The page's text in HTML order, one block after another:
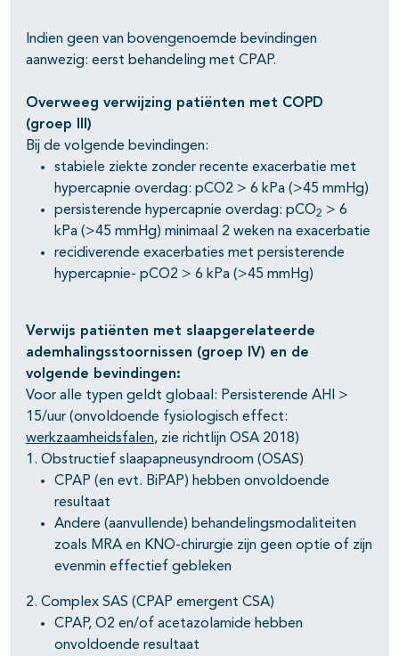
Indien geen van bovengenoemde bevindingen
aanwezig: eerst behandeling met CPAP.
Overweeg verwijzing patiënten met COPD
(groep III)
Bij de volgende bevindingen:
stabiele ziekte zonder recente exacerbatie met
hypercapnie overdag: pCO2 > 6 kPa (>45 mmHg)
persisterende hypercapnie overdag: pCO2 > 6
kPa (>45 mmHg) minimaal 2 weken na exacerbatie
recidiverende exacerbaties met persisterende
hypercapnie- pCO2 > 6 kPa (>45 mmHg)
Verwijs patiënten met slaapgerelateerde
ademhalingsstoornissen (groep IV) en de
volgende bevindingen:
Voor alle typen geldt globaal: Persisterende AHI >
15/uur (onvoldoende fysiologisch effect:
werkzaamheidsfalen, zie richtlijn OSA 2018)
1. Obstructief slaapapneusyndroom (OSAS)
CPAP (en evt. BiPAP) hebben onvoldoende
resultaat
Andere (aanvullende) behandelingsmodaliteiten
zoals MRA en KNO-chirurgie zijn geen optie of zijn
evenmin effectief gebleken
2. Complex SAS (CPAP emergent CSA)
CPAP, O2 en/of acetazolamide hebben
onvoldoende resultaat